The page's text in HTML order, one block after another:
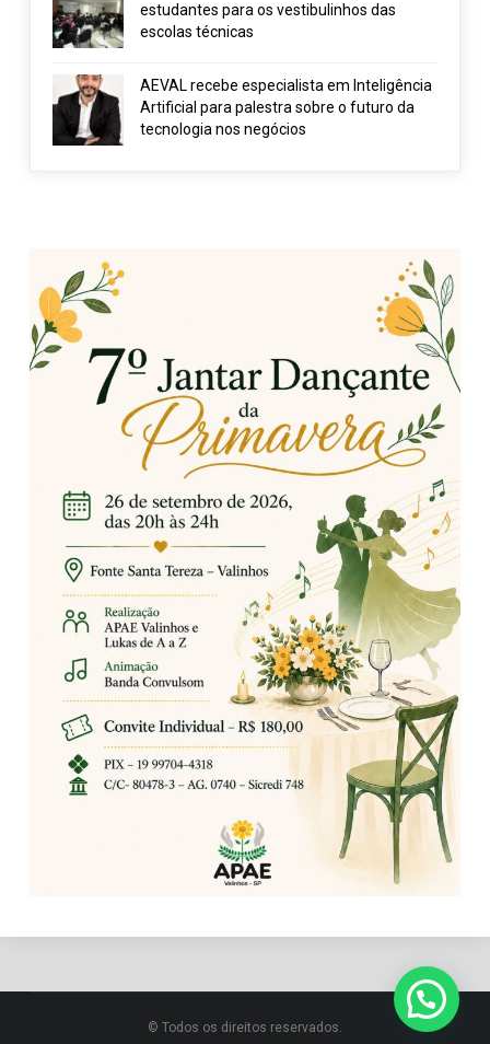
estudantes para os vestibulinhos das
escolas técnicas
AEVAL recebe especialista em Inteligência
Artificial para palestra sobre o futuro da
tecnologia nos negócios
© Todos os direitos reservados.